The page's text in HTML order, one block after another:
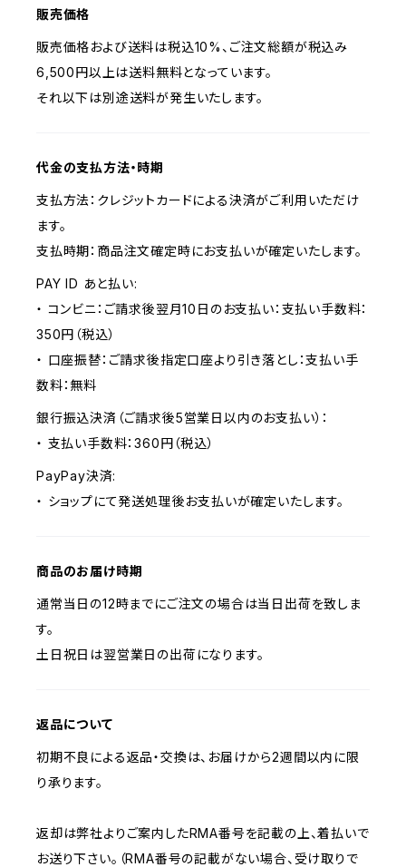
販売価格
販売価格および送料は税込10%、ご注文総額が税込み
6,500円以上は送料無料となっています。
それ以下は別途送料が発生いたします。
代金の支払方法・時期
支払方法：クレジットカードによる決済がご利用いただけ
ます。
支払時期：商品注文確定時にお支払いが確定いたします。
PAY ID あと払い:
・ コンビニ：ご請求後翌月10日のお支払い：支払い手数料：
350円（税込）
・ 口座振替：ご請求後指定口座より引き落とし：支払い手
数料：無料
銀行振込決済（ご請求後5営業日以内のお支払い）：
・ 支払い手数料：360円（税込）
PayPay決済:
・ ショップにて発送処理後お支払いが確定いたします。
商品のお届け時期
通常当日の12時までにご注文の場合は当日出荷を致しま
す。
土日祝日は翌営業日の出荷になります。
返品について
初期不良による返品・交換は、お届けから2週間以内に限
り承ります。
返却は弊社よりご案内したRMA番号を記載の上、着払いで
お送り下さい。（RMA番号の記載がない場合、受け取りで